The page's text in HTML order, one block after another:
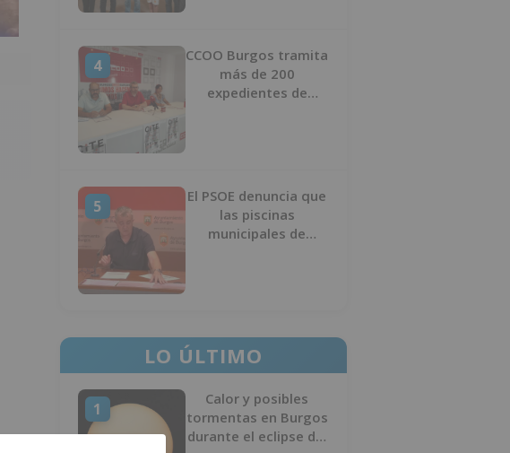
4
CCOO Burgos tramita
más de 200
expedientes de
5
El PSOE denuncia que
las piscinas
municipales de
LO ÚLTIMO
1
Calor y posibles
tormentas en Burgos
durante el eclipse del